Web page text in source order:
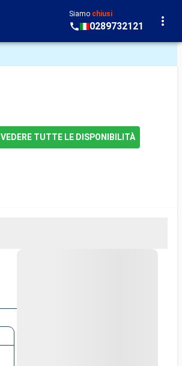
Siamo chiusi
0289732121
VEDERE TUTTE LE DISPONIBILITÀ